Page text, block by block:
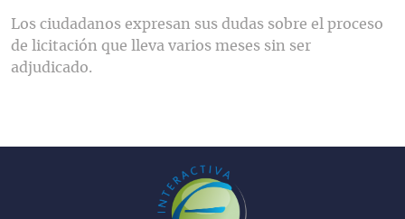
Los ciudadanos expresan sus dudas sobre el proceso
de licitación que lleva varios meses sin ser
adjudicado.